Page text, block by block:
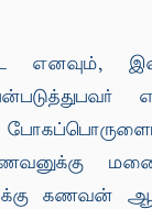
எனவும்,
கணவனுக்கு
கணவன்